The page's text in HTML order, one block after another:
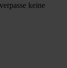
keine